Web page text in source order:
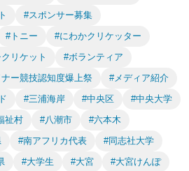
#スポンサー募集
#トニー
#にわかクリケッター
リケット
#ボランティア
ー競技認知度爆上祭
#メディア紹介
#三浦海岸 #中央区
#中央大学
祉村 #八潮市
#六本木
#南アフリカ代表
#同志社大学
#大学生 #大宮
#大宮けんぽ